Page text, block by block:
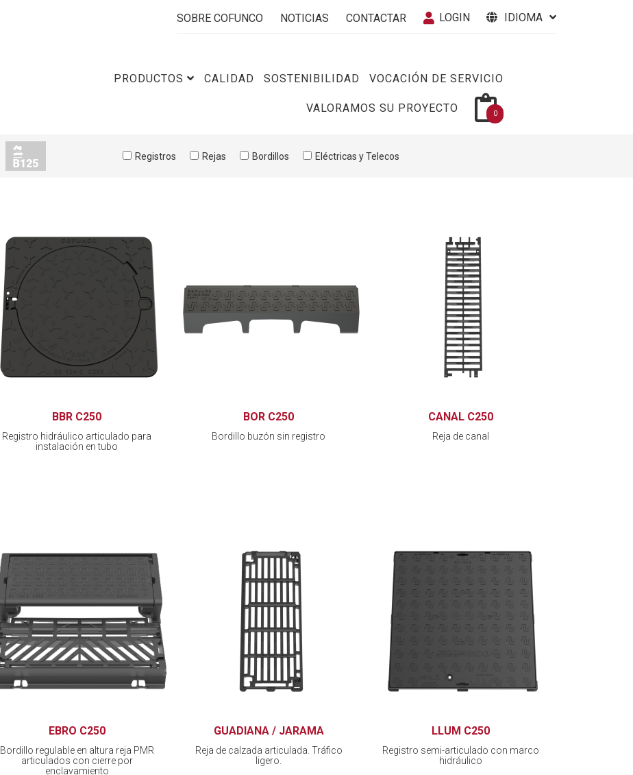
SOBRE COFUNCO NOTICIAS CONTACTAR LOGIN IDIOMA
PRODUCTOS CALIDAD SOSTENIBILIDAD VOCACIÓN DE SERVICIO
VALORAMOS SU PROYECTO 0
Registros Rejas Bordillos Eléctricas y Telecos
BBR C250
Registro hidráulico articulado para
instalación en tubo
BOR C250
Bordillo buzón sin registro
CANAL C250
Reja de canal
EBRO C250
Bordillo regulable en altura reja PMR
articulados con cierre por
enclavamiento
GUADIANA / JARAMA
Reja de calzada articulada. Tráfico
ligero.
LLUM C250
Registro semi-articulado con marco
hidráulico